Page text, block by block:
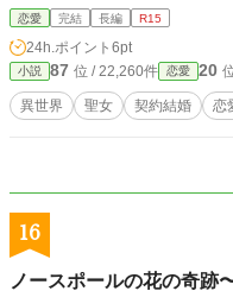
ヤは聖女マリアンヌの母親になる
たその日の夜、彼はイリヤの身体
派な淑女に育てあげる使命に燃え
ている毒舌宰相クライブのちょっ
ンヌの成長の物語。
恋愛 完結 長編 R15
24h.ポイント 6pt
小説 87 位 / 22,260件 恋愛 20
異世界 聖女 契約結婚 恋
16
ノースポールの花の奇跡